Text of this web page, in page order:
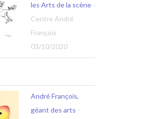
les Arts de la scène -
Centre André
François
03/10/2020
André François,
géant des arts -